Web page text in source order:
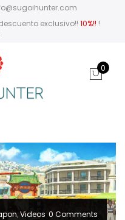
exclusivo!! 10%!! !
0
,Videos 0 Comments